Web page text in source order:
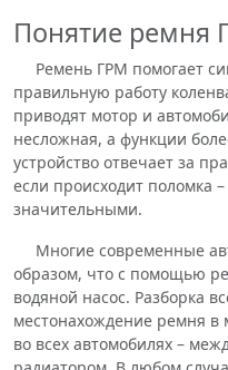
Понятие ремня
Ремень ГРМ помогает
правильную работу
приводят мотор и
несложная, а функции
устройство отвечает за
если происходит поломка
значительными.
Многие современные
образом, что с помощью
водяной насос. Разборка
местонахождение ремня в
во всех автомобилях –